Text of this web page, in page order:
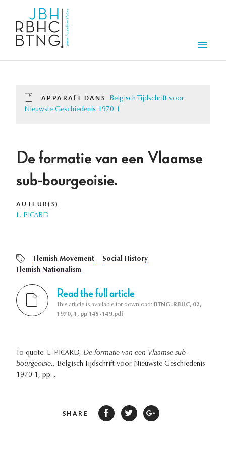
APPARAÎT DANS
Belgisch Tijdschrift voor
Nieuwste Geschiedenis 1970 1
De formatie van een Vlaamse
sub-bourgeoisie.
AUTEUR(S)
L. PICARD
Flemish Movement
Social History
Flemish Nationalism
Read the full article
This article is available for download: BTNG-RBHC, 02,
1970, 1, pp 145-149.pdf
To quote: L. PICARD, De formatie van een Vlaamse sub-
bourgeoisie., Belgisch Tijdschrift voor Nieuwste Geschiedenis
1970 1, pp. .
SHARE